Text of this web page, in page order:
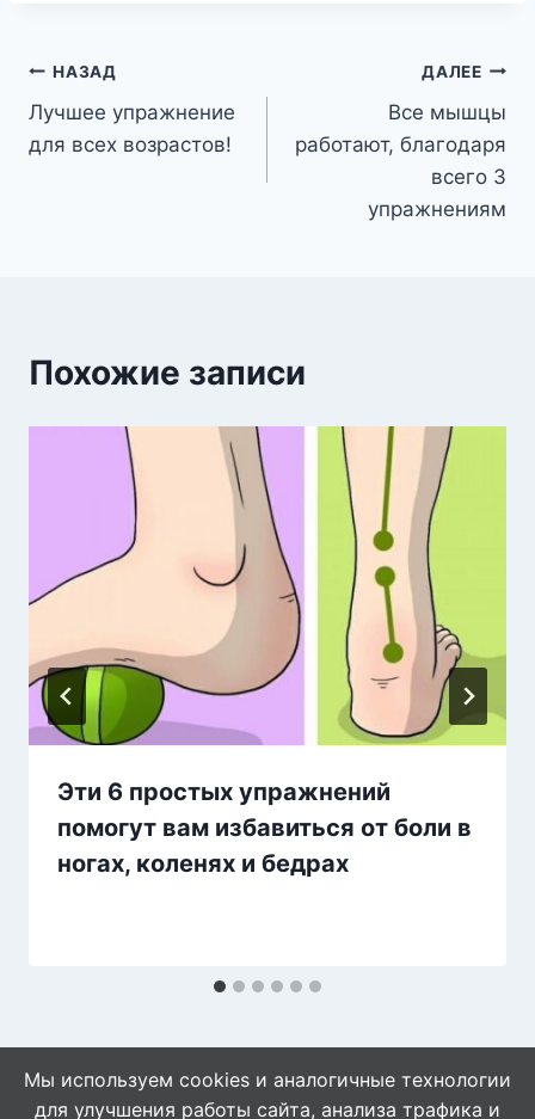
Навигация
по
НАЗАД
Лучшее упражнение
для всех возрастов!
ДАЛЕЕ
Все мышцы
работают, благодаря
всего 3
упражнениям
Похожие записи
Эти 6 простых упражнений
помогут вам избавиться от боли в
ногах, коленях и бедрах
Мы используем cookies и аналогичные технологии
для улучшения работы сайта, анализа трафика и